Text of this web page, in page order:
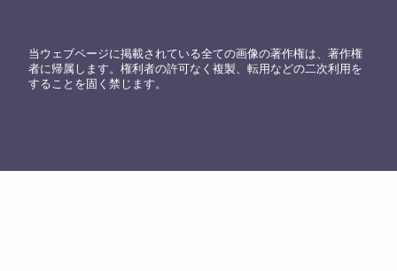
当ウェブページに掲載されている全ての画像の著作権は、著作権
者に帰属します。権利者の許可なく複製、転用などの二次利用を
することを固く禁じます。